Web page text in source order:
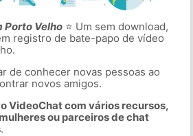
Porto Velho⭐ Um sem download,
registro de bate-papo de vídeo
de conhecer novas pessoas ao
novos amigos.
VideoChat com vários recursos,
ou parceiros de chat
.